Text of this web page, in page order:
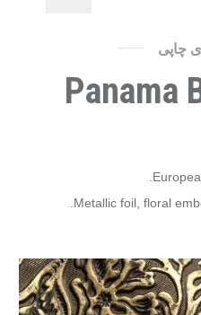
چاپی
Panama
Metallic foil, floral